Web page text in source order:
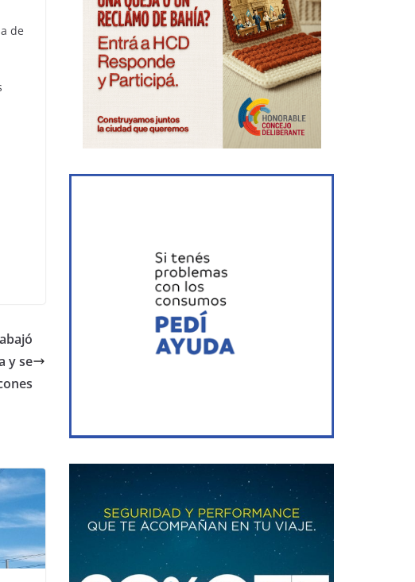
de
y se